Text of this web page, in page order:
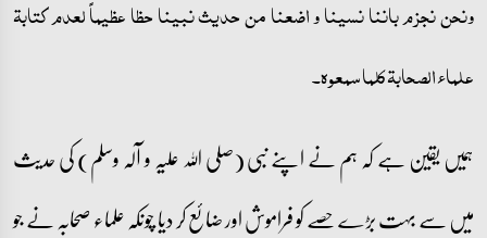
ونحن نجزم باننا نسینا و اضعنا من حدیث نبینا حظا عظیماً لعدم کتابۃ
علماء الصحابۃ کلما سمعوہ۔
ہمیں یقین ہے کہ ہم نے اپنے نبی (صلی اللہ علیہ و آلہ وسلم) کی حدیث
میں سے بہت بڑے حصے کو فراموش اور ضائع کر دیا چونکہ علماء صحابہ نے جو